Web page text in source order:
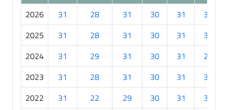
2026
31 28 31 30 31
30
2025
31 28 31 30 31
30
2024
31 29 31 30 31
26
2023
31 28 31 30 31
30
2022
31 22 29 30 31
30